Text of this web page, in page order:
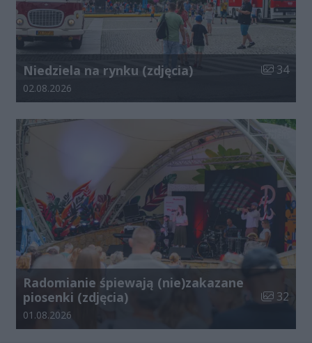
Niedziela na rynku (zdjęcia) Liczba
34
Data dodania galerii:
02.08.2026
Radomianie śpiewają (nie)zakazane
piosenki (zdjęcia)
Liczba
32
Data dodania galerii:
01.08.2026